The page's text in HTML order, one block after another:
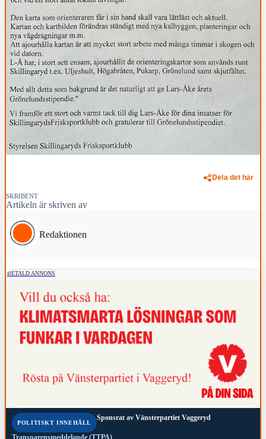
Dela det här
SKRIBENT
Artikeln är skriven av
Redaktionen
BETALD ANNONS
POLITISKT INNEHÅLL
Sponsrat av Vänsterpartiet Vaggeryd
Transparensmeddelande (TTPA)